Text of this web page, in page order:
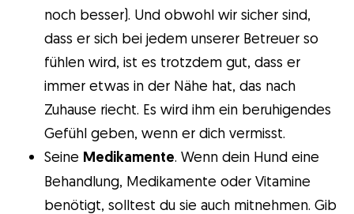
noch besser). Und obwohl wir sicher sind,
dass er sich bei jedem unserer Betreuer so
fühlen wird, ist es trotzdem gut, dass er
immer etwas in der Nähe hat, das nach
Zuhause riecht. Es wird ihm ein beruhigendes
Gefühl geben, wenn er dich vermisst.
Seine Medikamente. Wenn dein Hund eine
Behandlung, Medikamente oder Vitamine
benötigt, solltest du sie auch mitnehmen. Gib